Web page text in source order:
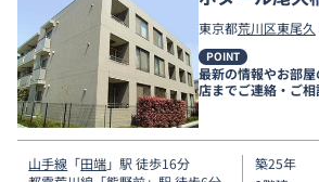
東京都荒川区東尾久
POINT
最新の情報やお部
店までご連絡・ご
す。
山手線 「田端」駅 徒歩16分
築25年